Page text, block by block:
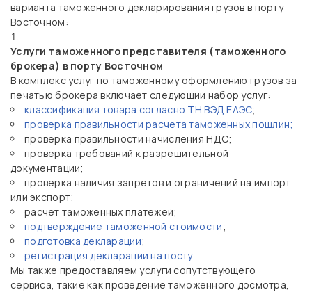
варианта таможенного декларирования грузов в порту
Восточном:
Услуги таможенного представителя (таможенного
брокера) в порту Восточном
В комплекс услуг по таможенному оформлению грузов за
печатью брокера включает следующий набор услуг:
классификация товара согласно ТН ВЭД ЕАЭС;
проверка правильности расчета таможенных пошлин;
проверка правильности начисления НДС;
проверка требований к разрешительной
документации;
проверка наличия запретов и ограничений на импорт
или экспорт;
расчет таможенных платежей;
подтверждение таможенной стоимости;
подготовка декларации;
регистрация декларации на посту.
Мы также предоставляем услуги сопутствующего
сервиса, такие как проведение таможенного досмотра,